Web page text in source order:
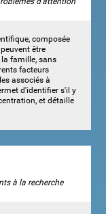
composée
être
famille, sans
facteurs
associés à
d'identifier s'il y
et détaille
à la recherche